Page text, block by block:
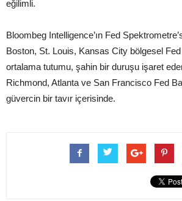
eğilimli.
Bloombeg Intelligence’ın Fed
Boston, St. Louis, Kansas City bölgesel Fed
ortalama tutumu, şahin bir duruşu işaret
Richmond, Atlanta ve San Francisco Fed
güvercin bir tavır içerisinde.